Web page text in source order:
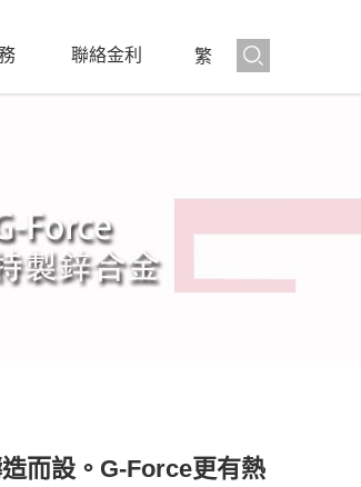
聯絡金利 繁
而設。G-Force更有熱